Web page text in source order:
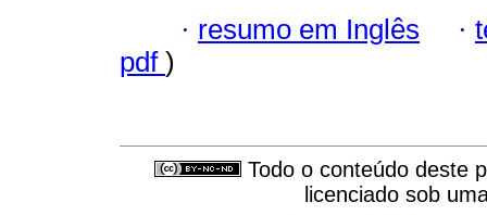
· resumo em Inglês ·
pdf )
Todo o conteúdo deste
licenciado sob